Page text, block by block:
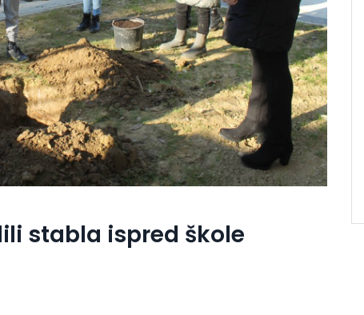
stabla ispred škole